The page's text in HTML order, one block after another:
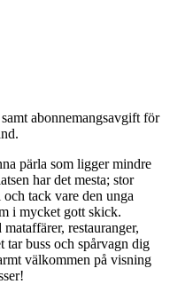
abonnemangsavgift för
pärla som ligger mindre
har det mesta; stor
tack vare den unga
i mycket gott skick.
restauranger,
tar buss och spårvagn dig
välkommen på visning